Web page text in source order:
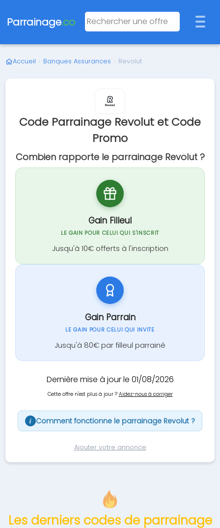
Parrainage.co
Accueil › Banques Assurances › Revolut
Code Parrainage Revolut et Code
Promo
Combien rapporte le parrainage Revolut ?
Gain Filleul
LE GAIN POUR CELUI QUI S'INSCRIT
Jusqu'à 10€ offerts à l'inscription
Gain Parrain
LE GAIN POUR CELUI QUI INVITE
Jusqu'à 80€ par filleul parrainé
Dernière mise à jour le 01/08/2026
Cette offre n'est plus à jour ? Aidez-nous à corriger
i Comment fonctionne le parrainage Revolut ?
Ajouter votre annonce
Les derniers codes de parrainage